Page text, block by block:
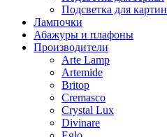
Подсветка для картин
Лампочки
Абажуры и плафоны
Производители
Arte Lamp
Artemide
Britop
Cremasco
Crystal Lux
Divinare